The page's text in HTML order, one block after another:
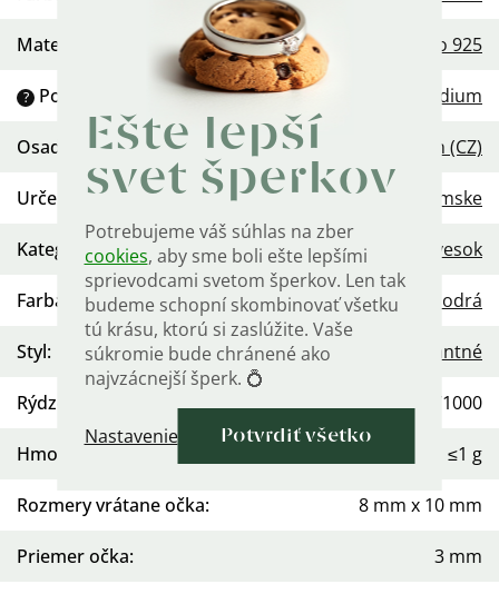
Ešte lepší
svet šperkov
Potrebujeme váš súhlas na zber
cookies, aby sme boli ešte lepšími
sprievodcami svetom šperkov. Len tak
budeme schopní skombinovať všetku
tú krásu, ktorú si zaslúžite. Vaše
súkromie bude chránené ako
najvzácnejší šperk. 💍
Nastavenie Potvrdiť všetko
Materiál Striebro 925
? Povrchová úprava: Rhodium
Osadenie: Zirkón (CZ)
Určenie Dámske
Kategória: Prívesok
Farba kameňa: Modrá
Styl: Elegantné
Rýdzosť Ag 925/1000
Hmotnosť ≤1 g
Rozmery vrátane očka: 8 mm x 10 mm
Priemer očka: 3 mm